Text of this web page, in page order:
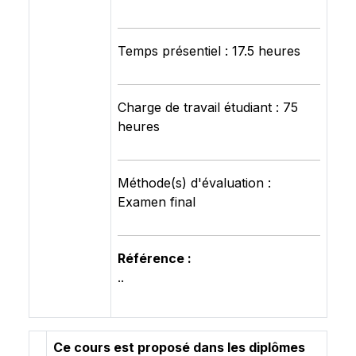
Temps présentiel : 17.5 heures
Charge de travail étudiant : 75
heures
Méthode(s) d'évaluation :
Examen final
Référence :
..
Ce cours est proposé dans les diplômes